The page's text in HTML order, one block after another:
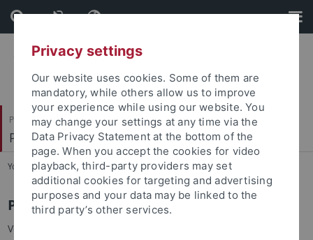
Skip
to
content
Skip
to
footer
Philosophische Fakultät
Philologisches Seminar
You are here: Startseite ... Übersicht
PD Dr. Lisa Sannicandro
Vertretung des Lehrstuhls von Frau Prof. Dr. Wolkenhauer
Privacy settings
Our website uses cookies. Some of them are
mandatory, while others allow us to improve
your experience while using our website. You
may change your settings at any time via the
Data Privacy Statement at the bottom of the
page. When you accept the cookies for video
playback, third-party providers may set
additional cookies for targeting and advertising
purposes and your data may be linked to the
third party’s other services.